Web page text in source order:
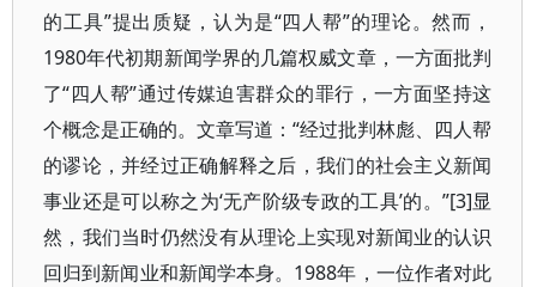
的工具”提出质疑，认为是“四人帮”的理论。然而，
1980年代初期新闻学界的几篇权威文章，一方面批判
了“四人帮”通过传媒迫害群众的罪行，一方面坚持这
个概念是正确的。文章写道：“经过批判林彪、四人帮
的谬论，并经过正确解释之后，我们的社会主义新闻
事业还是可以称之为‘无产阶级专政的工具’的。”[3]显
然，我们当时仍然没有从理论上实现对新闻业的认识
回归到新闻业和新闻学本身。1988年，一位作者对此